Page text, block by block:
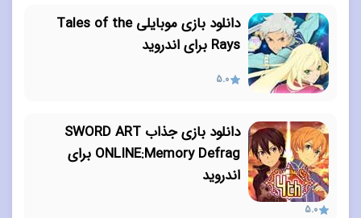
دانلود بازی موبایلی Tales of the
Rays برای اندروید
5.0
دانلود بازی جذاب SWORD ART
ONLINE:Memory Defrag برای
اندروید
5.0